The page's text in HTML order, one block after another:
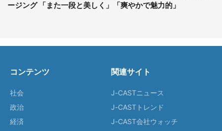
ージング 「また一段と美しく」「爽やかで魅力的」
コンテンツ
社会
政治
経済
関連サイト
J-CASTニュース
J-CASTトレンド
J-CAST会社ウォッチ